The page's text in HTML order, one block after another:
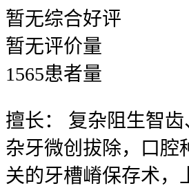
暂无综合好评
暂无评价量
1565患者量
擅长：
复杂阻生智
杂牙微创拔除，口腔
关的牙槽嵴保存术，